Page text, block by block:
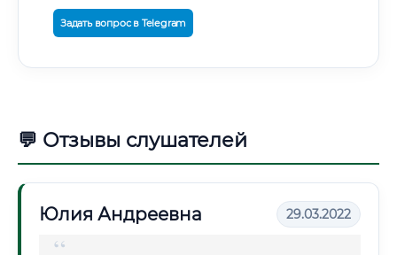
Задать вопрос в Telegram
💬 Отзывы слушателей
Юлия Андреевна 29.03.2022